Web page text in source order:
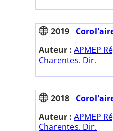
2019
Auteur : APMEP
Charentes. Dir.
2018
Auteur : APMEP
Charentes. Dir.